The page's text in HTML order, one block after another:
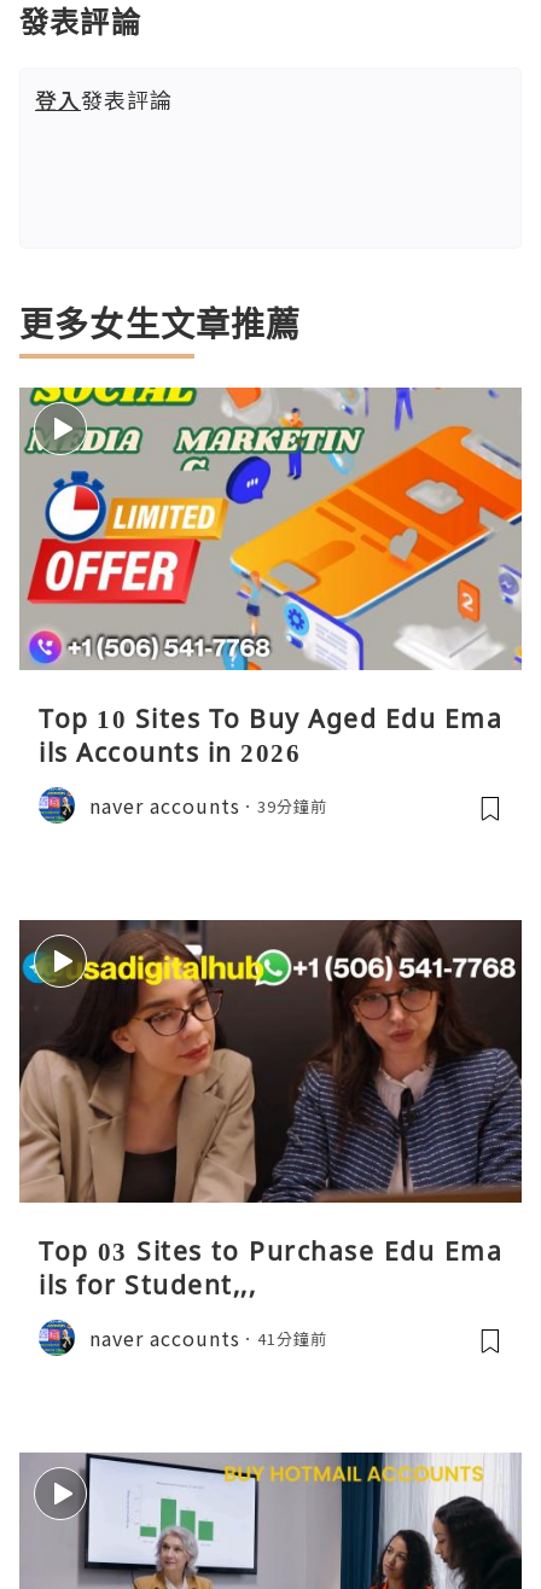
發表評論
登入發表評論
更多女生文章推薦
Top 10 Sites To Buy Aged Edu Ema
ils Accounts in 2026
naver accounts 39分鐘前
Top 03 Sites to Purchase Edu Ema
ils for Student,,,
naver accounts 41分鐘前